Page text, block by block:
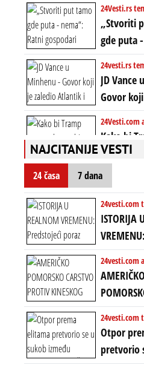
ĆE
ZAPADNI
24Vesti.rs
„Stvoriti
gde puta
Ratni
plaču za
ikakve
njima, oni
nebitni
24vesti.rs
JD Vance
Govor
Atlantik i
šokirao
transkript)
24Vesti.com
Kako bi
mogao da
TREĆI
uprkos 22.
NAJCITANIJE VESTI
24 časa 7 dana
24vesti.com
ISTORIJA
VREMENU:
Amerike u
uvodi eru
starog
24vesti.com
AMERIČKO
PROTIV
Rat u
globalne
24vesti.com
Otpor
pretvorio